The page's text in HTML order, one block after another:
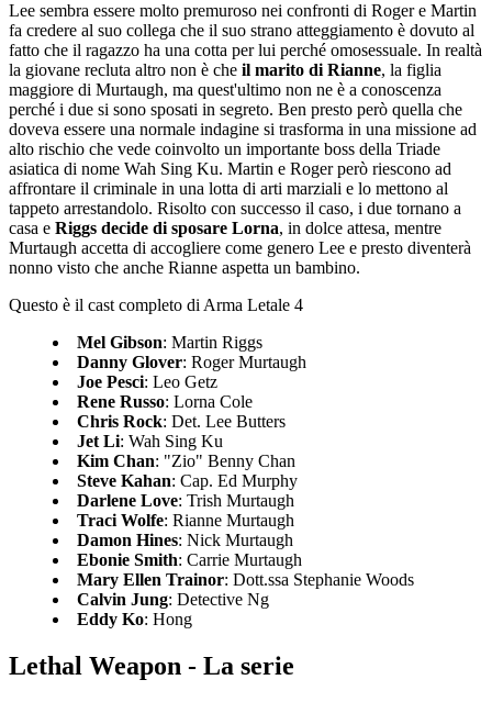
Lee sembra essere molto premuroso nei confronti di Roger e Martin
fa credere al suo collega che il suo strano atteggiamento è dovuto al
fatto che il ragazzo ha una cotta per lui perché omosessuale. In realtà
la giovane recluta altro non è che il marito di Rianne, la figlia
maggiore di Murtaugh, ma quest'ultimo non ne è a conoscenza
perché i due si sono sposati in segreto. Ben presto però quella che
doveva essere una normale indagine si trasforma in una missione ad
alto rischio che vede coinvolto un importante boss della Triade
asiatica di nome Wah Sing Ku. Martin e Roger però riescono ad
affrontare il criminale in una lotta di arti marziali e lo mettono al
tappeto arrestandolo. Risolto con successo il caso, i due tornano a
casa e Riggs decide di sposare Lorna, in dolce attesa, mentre
Murtaugh accetta di accogliere come genero Lee e presto diventerà
nonno visto che anche Rianne aspetta un bambino.
Questo è il cast completo di Arma Letale 4
Mel Gibson: Martin Riggs
Danny Glover: Roger Murtaugh
Joe Pesci: Leo Getz
Rene Russo: Lorna Cole
Chris Rock: Det. Lee Butters
Jet Li: Wah Sing Ku
Kim Chan: "Zio" Benny Chan
Steve Kahan: Cap. Ed Murphy
Darlene Love: Trish Murtaugh
Traci Wolfe: Rianne Murtaugh
Damon Hines: Nick Murtaugh
Ebonie Smith: Carrie Murtaugh
Mary Ellen Trainor: Dott.ssa Stephanie Woods
Calvin Jung: Detective Ng
Eddy Ko: Hong
Lethal Weapon - La serie